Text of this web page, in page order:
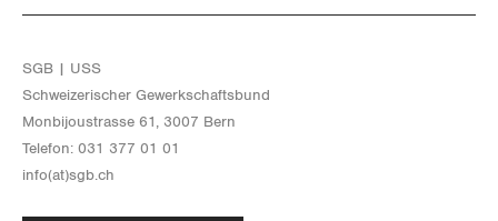
SGB | USS
Schwei­ze­ri­scher Ge­werk­schafts­bund
Mon­bi­joustras­se 61, 3007 Bern
Te­le­fon: 031 377 01 01
info(at)​sgb.​ch